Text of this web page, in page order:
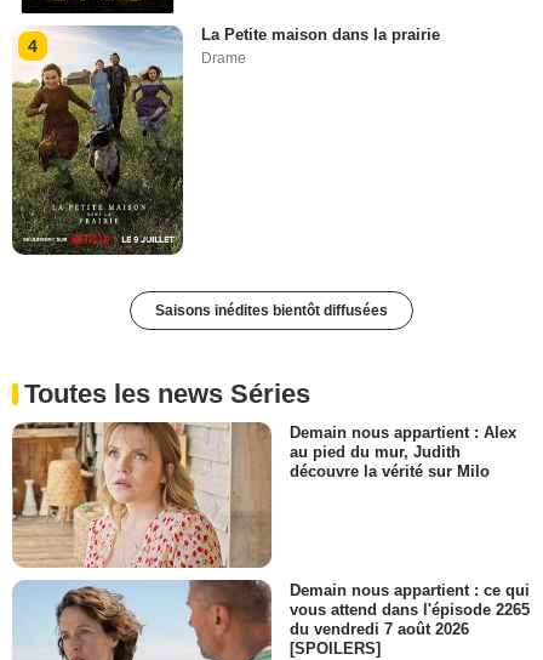
4
La Petite maison dans la prairie
Drame
Saisons inédites bientôt diffusées
Toutes les news Séries
Demain nous appartient : Alex
au pied du mur, Judith
découvre la vérité sur Milo
Demain nous appartient : ce qui
vous attend dans l'épisode 2265
du vendredi 7 août 2026
[SPOILERS]